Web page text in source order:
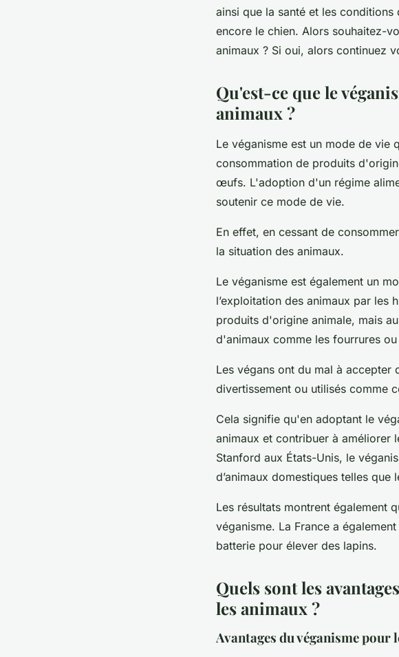
ainsi que la santé et les
encore le chien. Alors souhaitez-
animaux ? Si oui, alors continuez
Qu'est-ce que le
animaux ?
Le véganisme est un mode de vie
consommation de produits
œufs. L'adoption d'un régime
soutenir ce mode de vie.
En effet, en cessant de
la situation des animaux.
Le véganisme est également un
l’exploitation des animaux par les
produits d'origine animale, mais
d'animaux comme les fourrures
Les végans ont du mal à accepter
divertissement ou utilisés comme
Cela signifie qu'en adoptant le
animaux et contribuer à améliorer
Stanford aux États-Unis, le
d’animaux domestiques telles
Les résultats montrent également
véganisme. La France a
batterie pour élever des lapins.
Quels sont les
les animaux ?
Avantages du véganisme pour